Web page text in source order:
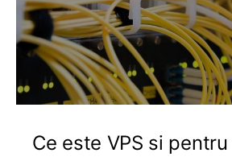
Ce este VPS si